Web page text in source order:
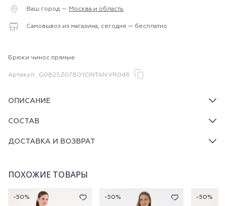
Ваш город — Москва и область
Самовывоз из магазина, сегодня — бесплатно
Брюки чинос прямые
Артикул G082SZ0780YONTAN.VR046
ОПИСАНИЕ
СОСТАВ
ДОСТАВКА И ВОЗВРАТ
ПОХОЖИЕ ТОВАРЫ
-50% -50% -50%